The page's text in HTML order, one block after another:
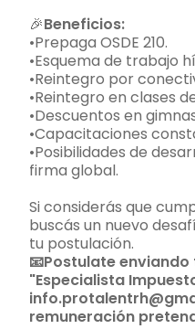
🎉Beneficios:
•Prepaga OSDE 210.
•Esquema de trabajo
•Reintegro por
•Reintegro en clases
•Descuentos en
•Capacitaciones
•Posibilidades de
firma global.
Si considerás que
buscás un nuevo
tu postulación.
📧Postulate
"Especialista
remuneración